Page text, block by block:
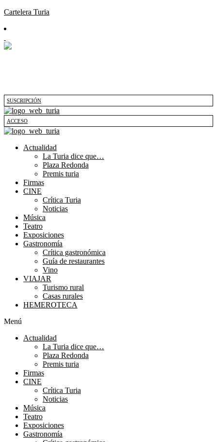
Cartelera Turia
SUSCRIPCIÓN
ACCESO
Actualidad
La Turia dice que…
Plaza Redonda
Premis turia
Firmas
CINE
Crítica Turia
Noticias
Música
Teatro
Exposiciones
Gastronomía
Crítica gastronómica
Guía de restaurantes
Vino
VIAJAR
Turismo rural
Casas rurales
HEMEROTECA
Menú
Actualidad
La Turia dice que…
Plaza Redonda
Premis turia
Firmas
CINE
Crítica Turia
Noticias
Música
Teatro
Exposiciones
Gastronomía